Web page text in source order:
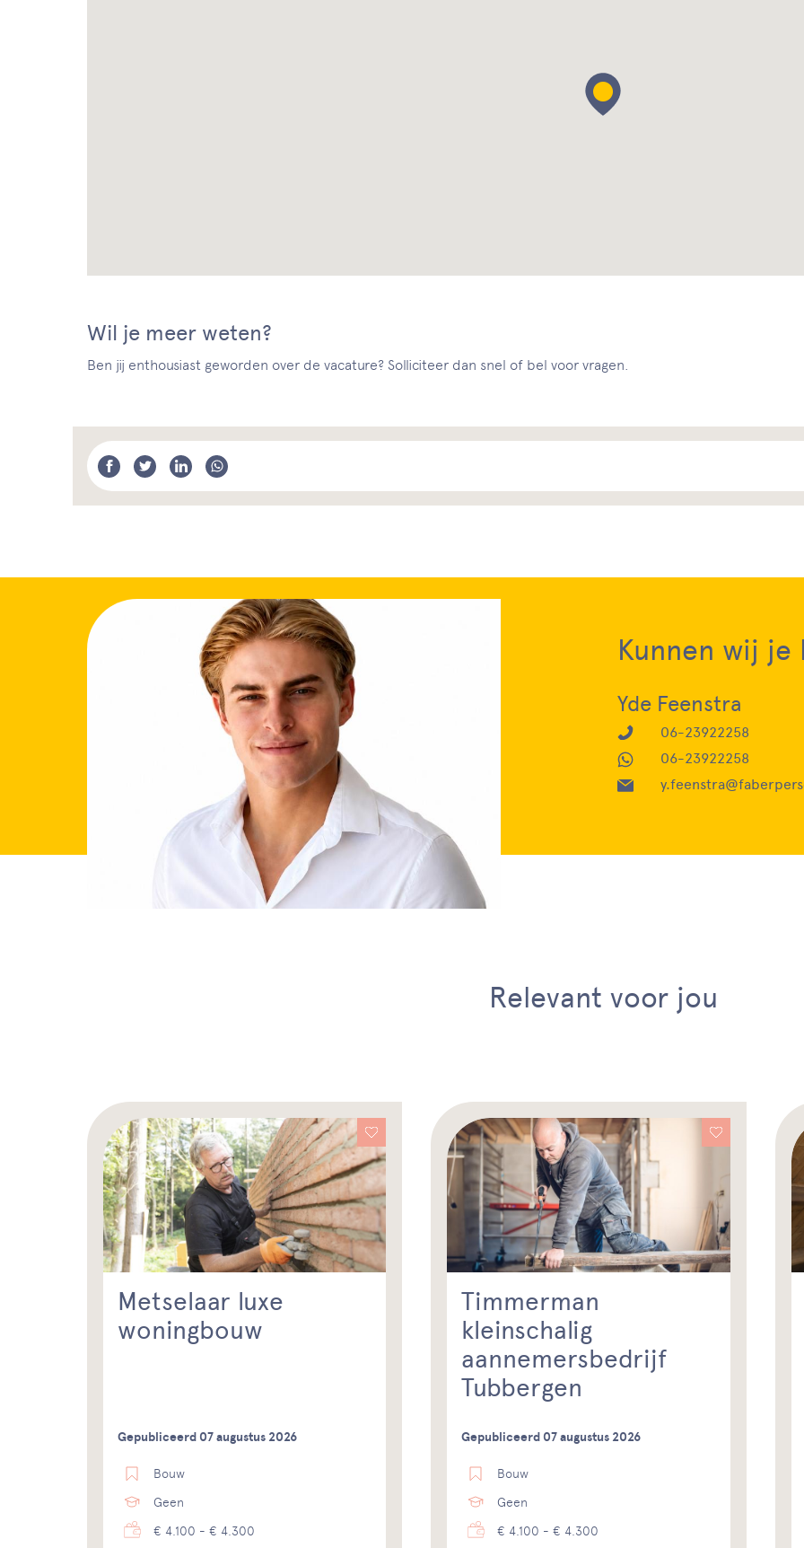
Wil je meer weten?
Ben jij enthousiast geworden over de vacature? Solliciteer dan snel of bel voor vragen.
Kunnen wij je
Yde Feenstra
06-23922258
06-23922258
Relevant voor jou
Metselaar luxe
woningbouw
Gepubliceerd 07 augustus 2026
Bouw
Geen
€ 4.100 - € 4.300
Timmerman
kleinschalig
aannemersbedrijf
Tubbergen
Gepubliceerd 07 augustus 2026
Bouw
Geen
€ 4.100 - € 4.300